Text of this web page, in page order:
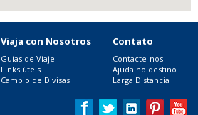
Viaja con Nosotros
Guías de Viaje
Links úteis
Cambio de Divisas
Contato
Contacte-nos
Ajuda no destino
Larga Distancia